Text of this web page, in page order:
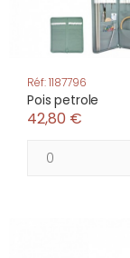
Réf: 1187796
Pois petrole
42,80 €